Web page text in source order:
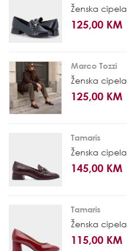
Ženska cipela
125,00 KM
Marco Tozzi
Ženska cipela
125,00 KM
Tamaris
Ženska cipela
145,00 KM
Tamaris
Ženska cipela
115,00 KM